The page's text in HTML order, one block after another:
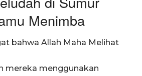
Menimba
bahwa Allah Maha Melihat
mereka menggunakan